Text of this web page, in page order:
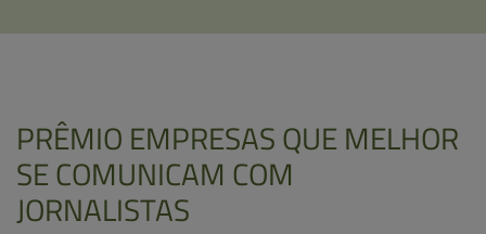
PRÊMIO EMPRESAS QUE MELHOR
SE COMUNICAM COM
JORNALISTAS